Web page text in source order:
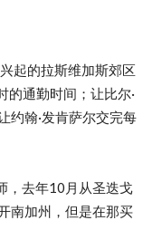
起的拉斯维加斯郊区
的通勤时间；让比尔·
约翰·发肯萨尔交完每
，去年10月从圣迭戈
南加州，但是在那买